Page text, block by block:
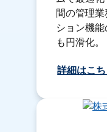
間の管理
ション機
も円滑化。
詳細はこ